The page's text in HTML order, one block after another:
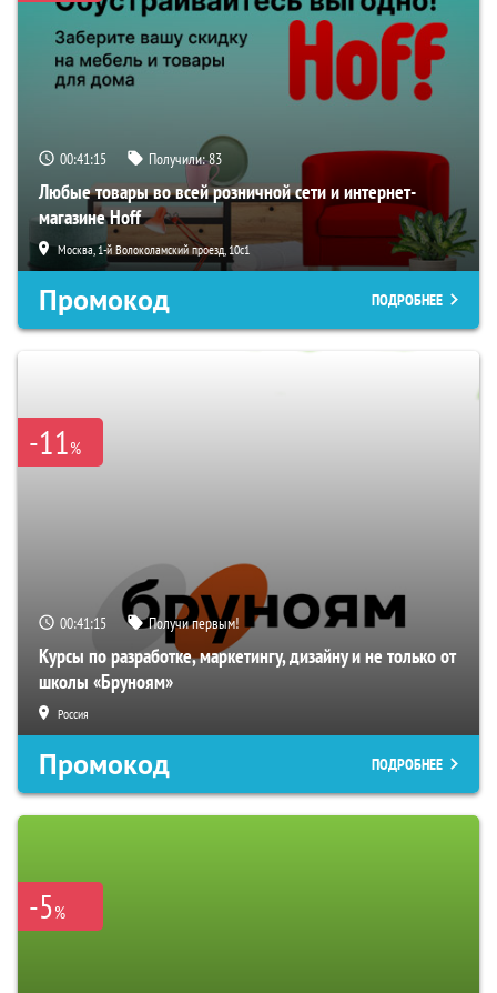
00:41:15 Получили:83
Любые товары во всей розничной сети и интернет-
магазине Hoff
Москва, 1-й Волоколамский проезд, 10с1
Промокод ПОДРОБНЕЕ
-11%
00:41:15 Получи первым!
Курсы по разработке, маркетингу, дизайну и не только от
школы «Бруноям»
Россия
Промокод ПОДРОБНЕЕ
-5%